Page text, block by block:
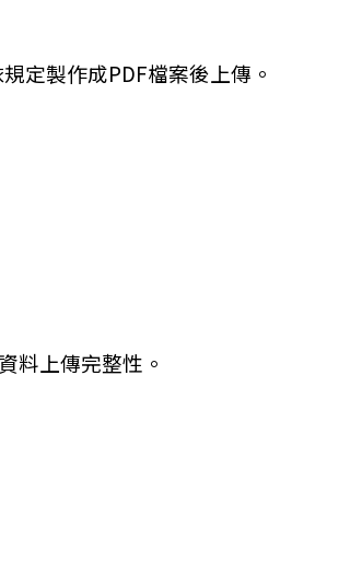
定製作成PDF檔案後上傳。
料上傳完整性。